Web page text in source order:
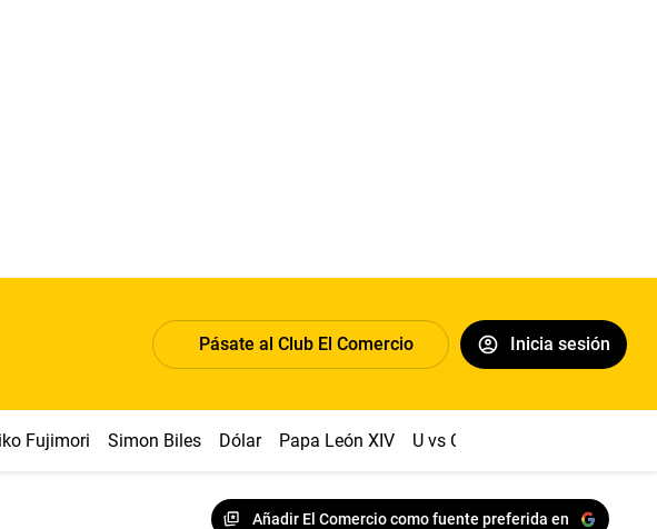
Pásate al Club El Comercio Inicia sesión
Fujimori Simon Biles Dólar Papa León XIV U vs Cristal
Añadir El Comercio como fuente preferida en